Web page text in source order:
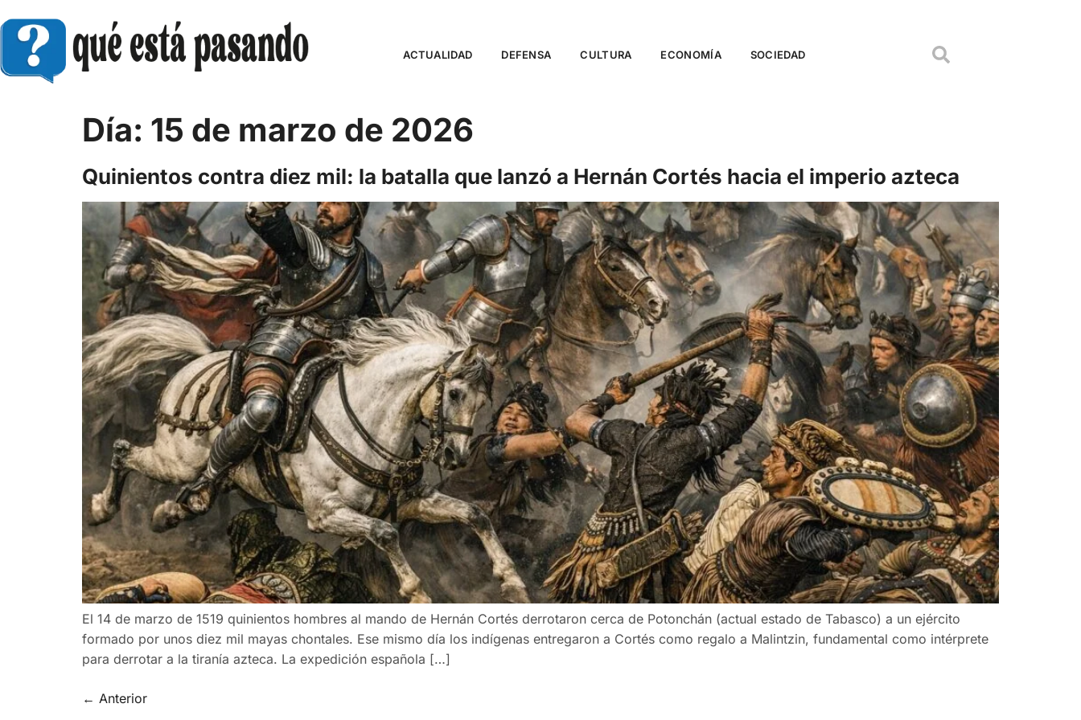
ACTUALIDAD DEFENSA CULTURA ECONOMÍA SOCIEDAD
Día: 15 de marzo de 2026
Quinientos contra diez mil: la batalla que lanzó a Hernán Cortés hacia el imperio azteca
El 14 de marzo de 1519 quinientos hombres al mando de Hernán Cortés derrotaron cerca de Potonchán (actual estado de Tabasco) a un ejército
formado por unos diez mil mayas chontales. Ese mismo día los indígenas entregaron a Cortés como regalo a Malintzin, fundamental como intérprete
para derrotar a la tiranía azteca. La expedición española […]
← Anterior